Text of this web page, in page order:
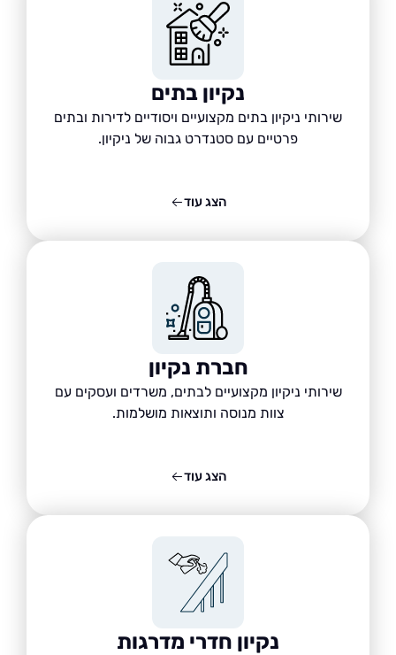
נקיון בתים
שירותי ניקיון בתים מקצועיים ויסודיים לדירות ובתים
פרטיים עם סטנדרט גבוה של ניקיון.
חברת נקיון
שירותי ניקיון מקצועיים לבתים, משרדים ועסקים עם
צוות מנוסה ותוצאות מושלמות.
נקיון חדרי מדרגות